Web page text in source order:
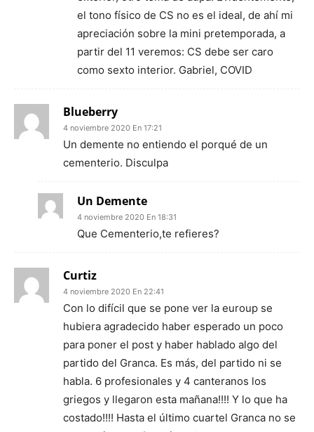
el tono físico de CS no es el ideal, de ahí mi
apreciación sobre la mini pretemporada, a
partir del 11 veremos: CS debe ser caro
como sexto interior. Gabriel, COVID
Blueberry
4 noviembre 2020 En 17:21
Un demente no entiendo el porqué de un
cementerio. Disculpa
Un Demente
4 noviembre 2020 En 18:31
Que Cementerio,te refieres?
Curtiz
4 noviembre 2020 En 22:41
Con lo difícil que se pone ver la euroup se
hubiera agradecido haber esperado un poco
para poner el post y haber hablado algo del
partido del Granca. Es más, del partido ni se
habla. 6 profesionales y 4 canteranos los
griegos y llegaron esta mañana!!!! Y lo que ha
costado!!!! Hasta el último cuartel Granca no se